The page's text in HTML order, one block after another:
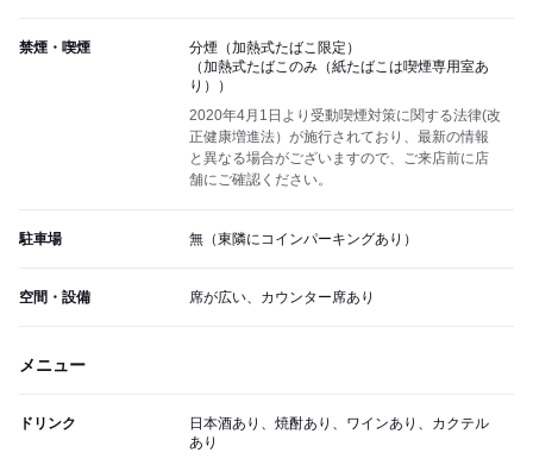
禁煙・喫煙
分煙（加熱式たばこ限定）
（加熱式たばこのみ（紙たばこは喫煙専用室あ
り））
2020年4月1日より受動喫煙対策に関する法律(改
正健康増進法）が施行されており、最新の情報
と異なる場合がございますので、ご来店前に店
舗にご確認ください。
駐車場 無（東隣にコインパーキングあり）
空間・設備 席が広い、カウンター席あり
メニュー
ドリンク
日本酒あり、焼酎あり、ワインあり、カクテル
あり